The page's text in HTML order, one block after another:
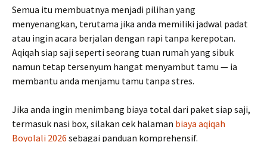
Semua itu membuatnya menjadi pilihan yang
menyenangkan, terutama jika anda memiliki jadwal padat
atau ingin acara berjalan dengan rapi tanpa kerepotan.
Aqiqah siap saji seperti seorang tuan rumah yang sibuk
namun tetap tersenyum hangat menyambut tamu — ia
membantu anda menjamu tamu tanpa stres.
Jika anda ingin menimbang biaya total dari paket siap saji,
termasuk nasi box, silakan cek halaman biaya aqiqah
Boyolali 2026 sebagai panduan komprehensif.